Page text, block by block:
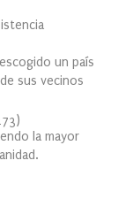
un país
sus vecinos
)
la mayor